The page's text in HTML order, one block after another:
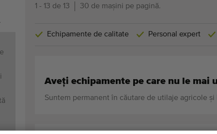
1 - 13 de 13 30 de mașini pe pagină.
Echipamente de calitate Personal expert
Aveți echipamente pe care nu le mai
Suntem permanent în căutare de utilaje agricole